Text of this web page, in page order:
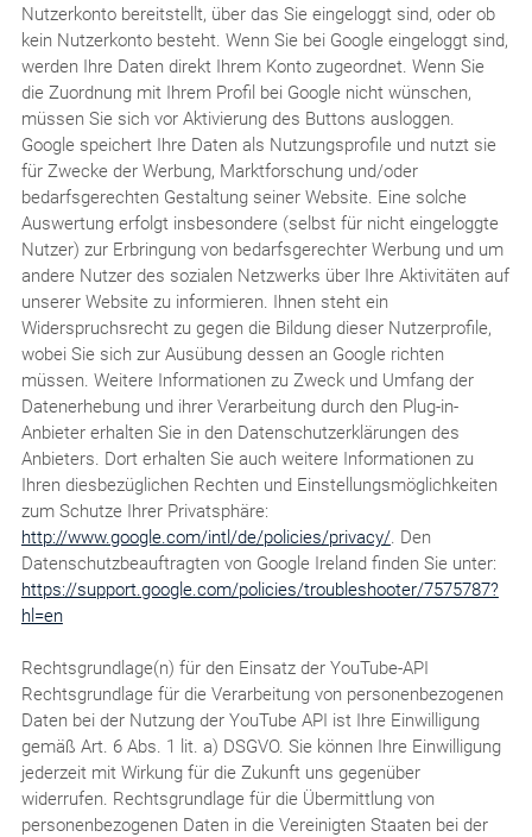
Nutzerkonto bereitstellt, über das Sie eingeloggt sind, oder ob
kein Nutzerkonto besteht. Wenn Sie bei Google eingeloggt sind,
werden Ihre Daten direkt Ihrem Konto zugeordnet. Wenn Sie
die Zuordnung mit Ihrem Profil bei Google nicht wünschen,
müssen Sie sich vor Aktivierung des Buttons ausloggen.
Google speichert Ihre Daten als Nutzungsprofile und nutzt sie
für Zwecke der Werbung, Marktforschung und/oder
bedarfsgerechten Gestaltung seiner Website. Eine solche
Auswertung erfolgt insbesondere (selbst für nicht eingeloggte
Nutzer) zur Erbringung von bedarfsgerechter Werbung und um
andere Nutzer des sozialen Netzwerks über Ihre Aktivitäten auf
unserer Website zu informieren. Ihnen steht ein
Widerspruchsrecht zu gegen die Bildung dieser Nutzerprofile,
wobei Sie sich zur Ausübung dessen an Google richten
müssen. Weitere Informationen zu Zweck und Umfang der
Datenerhebung und ihrer Verarbeitung durch den Plug-in-
Anbieter erhalten Sie in den Datenschutzerklärungen des
Anbieters. Dort erhalten Sie auch weitere Informationen zu
Ihren diesbezüglichen Rechten und Einstellungsmöglichkeiten
zum Schutze Ihrer Privatsphäre:
http://www.google.com/intl/de/policies/privacy/. Den
Datenschutzbeauftragten von Google Ireland finden Sie unter:
https://support.google.com/policies/troubleshooter/7575787?
hl=en
Rechtsgrundlage(n) für den Einsatz der YouTube-API
Rechtsgrundlage für die Verarbeitung von personenbezogenen
Daten bei der Nutzung der YouTube API ist Ihre Einwilligung
gemäß Art. 6 Abs. 1 lit. a) DSGVO. Sie können Ihre Einwilligung
jederzeit mit Wirkung für die Zukunft uns gegenüber
widerrufen. Rechtsgrundlage für die Übermittlung von
personenbezogenen Daten in die Vereinigten Staaten bei der